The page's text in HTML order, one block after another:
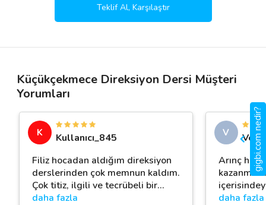
Teklif Al, Karşılaştır
Küçükçekmece Direksiyon Dersi Müşteri
Yorumları
K
Kullanıcı_845
Filiz hocadan aldığım direksiyon
derslerinden çok memnun kaldım.
Çok titiz, ilgili ve tecrübeli bir…
daha fazla
V
Arınç
kazanmak
daha fazla
gigbi.com nedir?